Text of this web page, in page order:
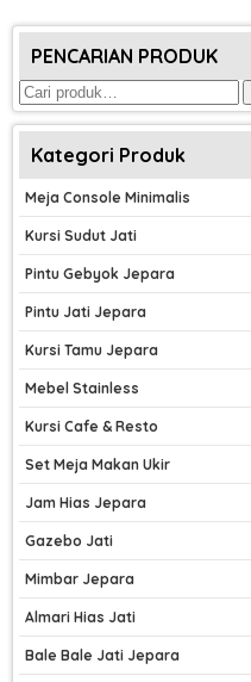
PENCARIAN PRODUK
Pencarian
untuk:
Kategori Produk
Meja Console Minimalis
Kursi Sudut Jati
Pintu Gebyok Jepara
Pintu Jati Jepara
Kursi Tamu Jepara
Mebel Stainless
Kursi Cafe & Resto
Set Meja Makan Ukir
Jam Hias Jepara
Gazebo Jati
Mimbar Jepara
Almari Hias Jati
Bale Bale Jati Jepara